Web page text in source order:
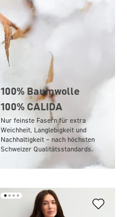
100% Baumwolle
100% CALIDA
Nur feinste Fasern für extra
Weichheit, Langlebigkeit und
Nachhaltigkeit – nach höchsten
Schweizer Qualitätsstandards.